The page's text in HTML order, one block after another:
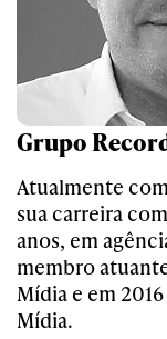
Grupo
Atualmente
sua carreira
anos, em
membro
Mídia e em
Mídia.